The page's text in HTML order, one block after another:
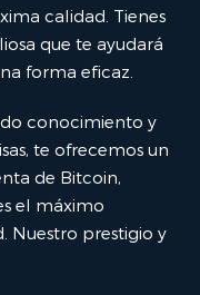
calidad. Tienes
que te ayudará
forma eficaz.
conocimiento y
te ofrecemos un
de Bitcoin,
el máximo
Nuestro prestigio y